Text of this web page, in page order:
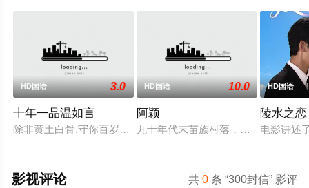
HD国语 3.0
十年一品温如言
除非黄土白骨,守你百岁无忧,你是否遇见十年羁绊百年奉陪的那
HD国语 10.0
阿颖
九十年代末苗族村落，女孩阿颖反抗
HD国语
陵水之恋
电影讲述
共0 条 “300封信” 影评
影视评论